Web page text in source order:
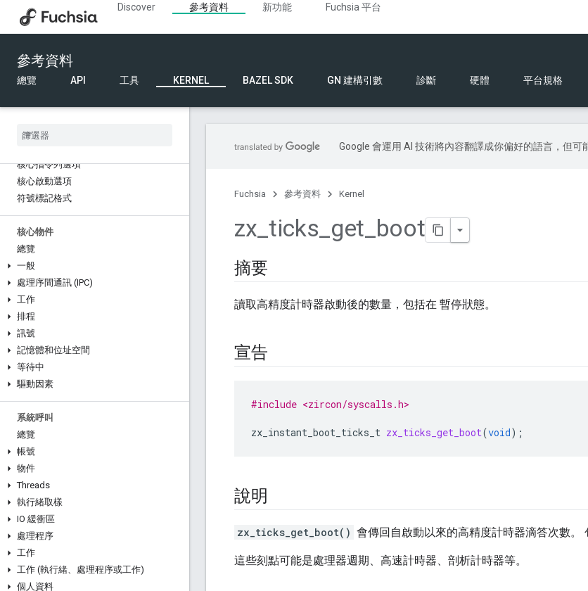
Discover 參考資料 新功能
Fuchsia 平台
參考資料
總覽 API 工具 KERNEL BAZEL SDK GN 建構引數 診斷 硬體 平台規格
Kernel
核心指令列選項
核心啟動選項
符號標記格式
核心物件
總覽
一般
處理序間通訊 (IPC)
工作
排程
訊號
記憶體和位址空間
等待中
驅動因素
系統呼叫
總覽
帳號
物件
Threads
執行緒取樣
IO 緩衝區
處理程序
工作
工作 (執行緒、處理程序或工作)
個人資料
Google 會運用 AI 技術將內容翻譯成你偏好的語言，但可
Fuchsia 參考資料 Kernel
zx_ticks_get_boot
摘要
讀取高精度計時器啟動後的數量，包括在 暫停狀態。
宣告
#include <zircon/syscalls.h>
zx_instant_boot_ticks_t zx_ticks_get_boot(void);
說明
zx_ticks_get_boot() 會傳回自啟動以來的高精度計時器滴答次數。
這些刻點可能是處理器週期、高速計時器、剖析計時器等。